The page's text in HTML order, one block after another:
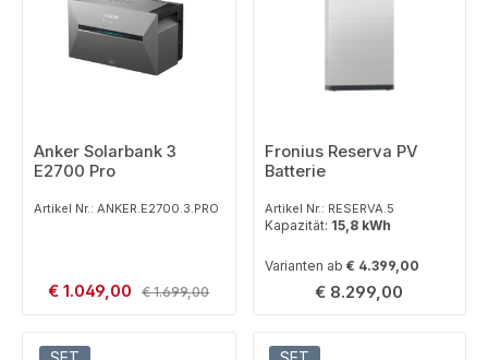
Anker Solarbank 3
E2700 Pro
Artikel Nr.: ANKER.E2700.3.PRO
Verkaufspreis:
€ 1.049,00 Regulärer Preis:
€ 1.699,00
Fronius Reserva PV
Batterie
Artikel Nr.: RESERVA.5
Kapazität: 15,8 kWh
Varianten ab € 4.399,00
Regulärer Preis:
€ 8.299,00